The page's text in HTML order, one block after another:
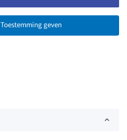
Toestemming geven